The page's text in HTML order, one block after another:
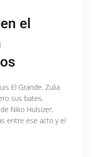
el
El Grande, Zulia
sus bates,
Niko Hulsizer,
entre ese acto y el